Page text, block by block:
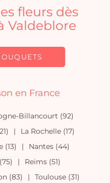
fleurs dès
Valdeblore
en France
Billancourt (92)
La Rochelle (17)
(13)
Nantes (44)
Reims (51)
(83)
Toulouse (31)